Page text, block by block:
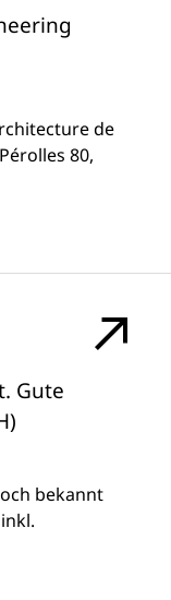
de
80,
Gute
bekannt